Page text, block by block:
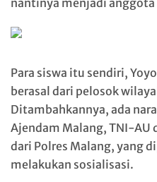
Para siswa itu sendiri,
berasal dari pelosok
Ditambahkannya, ada
Ajendam Malang, TNI-AU
dari Polres Malang, yang
melakukan sosialisasi.